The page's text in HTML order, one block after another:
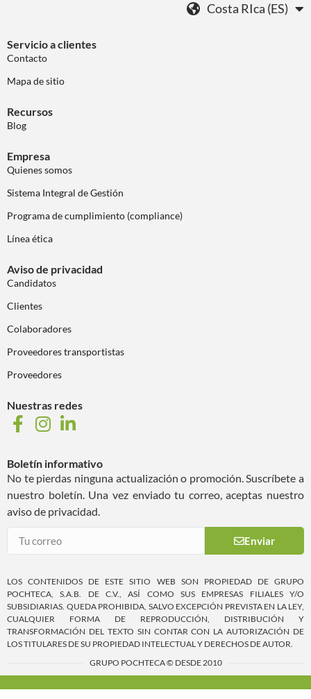
Costa RIca (ES)
Servicio a clientes
Contacto
Mapa de sitio
Recursos
Blog
Empresa
Quienes somos
Sistema Integral de Gestión
Programa de cumplimiento (compliance)
Línea ética
Aviso de privacidad
Candidatos
Clientes
Colaboradores
Proveedores transportistas
Proveedores
Nuestras redes
Boletín informativo
No te pierdas ninguna actualización o promoción. Suscríbete a
nuestro boletín. Una vez enviado tu correo, aceptas nuestro
aviso de privacidad.
Enviar
LOS CONTENIDOS DE ESTE SITIO WEB SON PROPIEDAD DE GRUPO
POCHTECA, S.A.B. DE C.V., ASÍ COMO SUS EMPRESAS FILIALES Y/O
SUBSIDIARIAS. QUEDA PROHIBIDA, SALVO EXCEPCIÓN PREVISTA EN LA LEY,
CUALQUIER FORMA DE REPRODUCCIÓN, DISTRIBUCIÓN Y
TRANSFORMACIÓN DEL TEXTO SIN CONTAR CON LA AUTORIZACIÓN DE
LOS TITULARES DE SU PROPIEDAD INTELECTUAL Y DERECHOS DE AUTOR.
GRUPO POCHTECA © DESDE 2010